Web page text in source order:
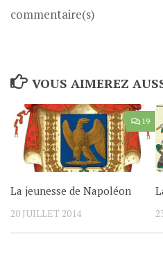
commentaire(s)
VOUS AIMEREZ
19
La jeunesse de Napoléon
20 JUILLET 2014